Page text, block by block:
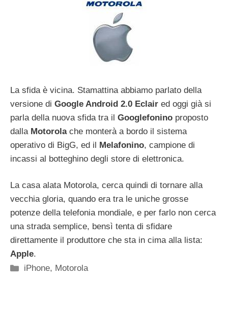
La sfida è vicina. Stamattina abbiamo parlato della
versione di Google Android 2.0 Eclair ed oggi già si
parla della nuova sfida tra il Googlefonino proposto
dalla Motorola che monterà a bordo il sistema
operativo di BigG, ed il Melafonino, campione di
incassi al botteghino degli store di elettronica.
La casa alata Motorola, cerca quindi di tornare alla
vecchia gloria, quando era tra le uniche grosse
potenze della telefonia mondiale, e per farlo non cerca
una strada semplice, bensì tenta di sfidare
direttamente il produttore che sta in cima alla lista:
Apple.
Categorie
iPhone, Motorola